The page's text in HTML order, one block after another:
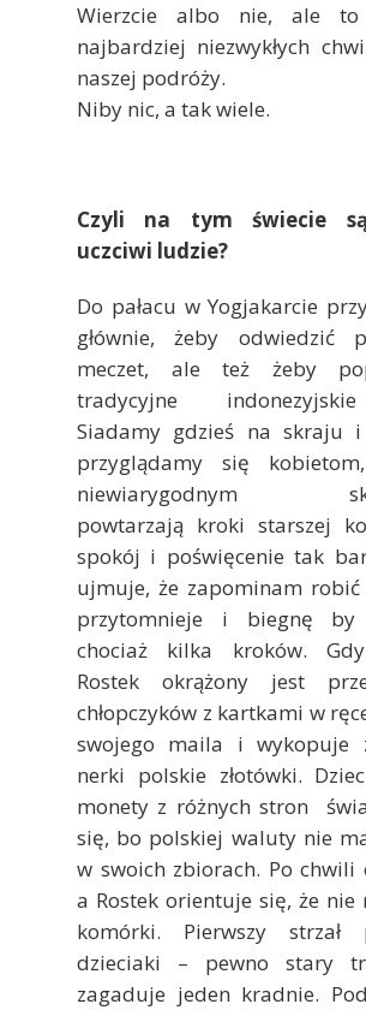
Wierzcie albo nie, ale
najbardziej niezwykłych
naszej podróży.
Niby nic, a tak wiele.
Czyli na tym świecie
uczciwi ludzie?
Do pałacu w Yogjakarcie
głównie, żeby odwiedzić
meczet, ale też żeby
tradycyjne
Siadamy gdzieś na skraju
przyglądamy się
niewiarygodnym
powtarzają kroki starszej
spokój i poświęcenie tak
ujmuje, że zapominam robić
przytomnieje i biegnę by
chociaż kilka kroków.
Rostek okrążony jest
chłopczyków z kartkami w
swojego maila i wykopuje
nerki polskie złotówki.
monety z różnych stron
się, bo polskiej waluty nie
w swoich zbiorach. Po chwili
a Rostek orientuje się, że nie
komórki. Pierwszy
dzieciaki – pewno stary
zagaduje jeden kradnie.